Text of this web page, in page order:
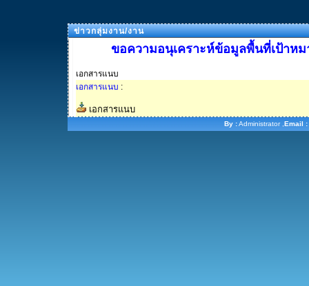
ข่าวกลุ่มงาน/งาน
ขอความอนุเคราะห์ข้อมูลพื้นที่เป้าหม
เอกสารแนบ
เอกสารแนบ :
เอกสารแนบ
By :Administrator , Email :